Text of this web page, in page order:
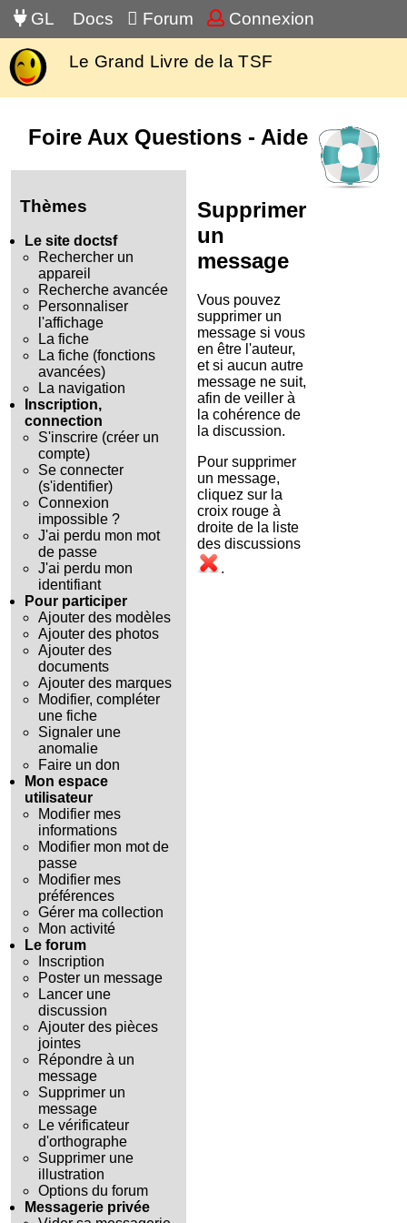
GL Docs Forum Connexion
Le Grand Livre de la TSF
Foire Aux Questions - Aide
Thèmes
Le site doctsf
Rechercher un
appareil
Recherche avancée
Personnaliser
l'affichage
La fiche
La fiche (fonctions
avancées)
La navigation
Inscription,
connection
S'inscrire (créer un
compte)
Se connecter
(s'identifier)
Connexion
impossible ?
J'ai perdu mon mot
de passe
J'ai perdu mon
identifiant
Pour participer
Ajouter des modèles
Ajouter des photos
Ajouter des
documents
Ajouter des marques
Modifier, compléter
une fiche
Signaler une
anomalie
Faire un don
Mon espace
utilisateur
Modifier mes
informations
Modifier mon mot de
passe
Modifier mes
préférences
Gérer ma collection
Mon activité
Le forum
Inscription
Poster un message
Lancer une
discussion
Ajouter des pièces
jointes
Répondre à un
message
Supprimer un
message
Le vérificateur
d'orthographe
Supprimer une
illustration
Options du forum
Messagerie privée
Supprimer
un
message
Vous pouvez
supprimer un
message si vous
en être l'auteur,
et si aucun autre
message ne suit,
afin de veiller à
la cohérence de
la discussion.
Pour supprimer
un message,
cliquez sur la
croix rouge à
droite de la liste
des discussions
.